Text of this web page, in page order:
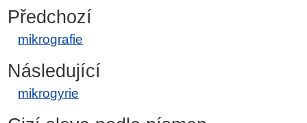
Předchozí
mikrografie
Následující
mikrogyrie